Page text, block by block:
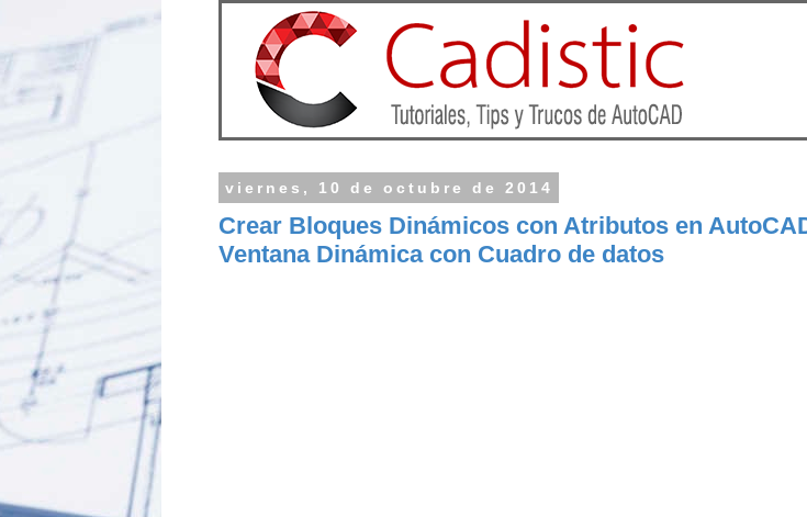
viernes, 10 de octubre de 2014
Crear Bloques Dinámicos con Atributos en
Ventana Dinámica con Cuadro de datos